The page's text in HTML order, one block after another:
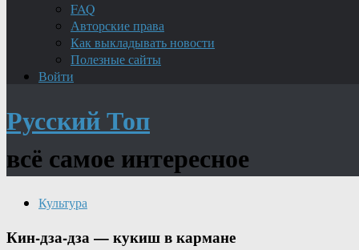
FAQ
Авторские права
Как выкладывать новости
Полезные сайты
Войти
Русский Топ
всё самое интересное
Культура
Кин-дза-дза — кукиш в кармане